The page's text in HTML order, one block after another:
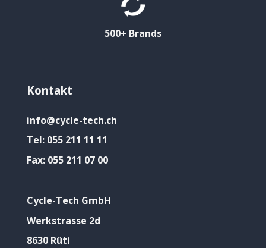
500+ Brands
Kontakt
info@cycle-tech.ch
Tel: 055 211 11 11
Fax: 055 211 07 00
Cycle-Tech GmbH
Werkstrasse 2d
8630 Rüti